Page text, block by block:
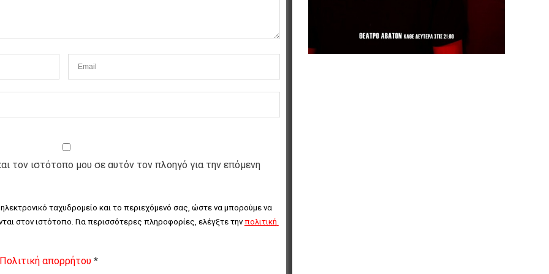
τον ιστότοπο μου σε αυτόν τον πλοηγό για την επόμενη
ταχυδρομείο και το περιεχόμενό σας, ώστε να μπορούμε να
στον ιστότοπο. Για περισσότερες πληροφορίες, ελέγξτε την πολιτική
απορρήτου *